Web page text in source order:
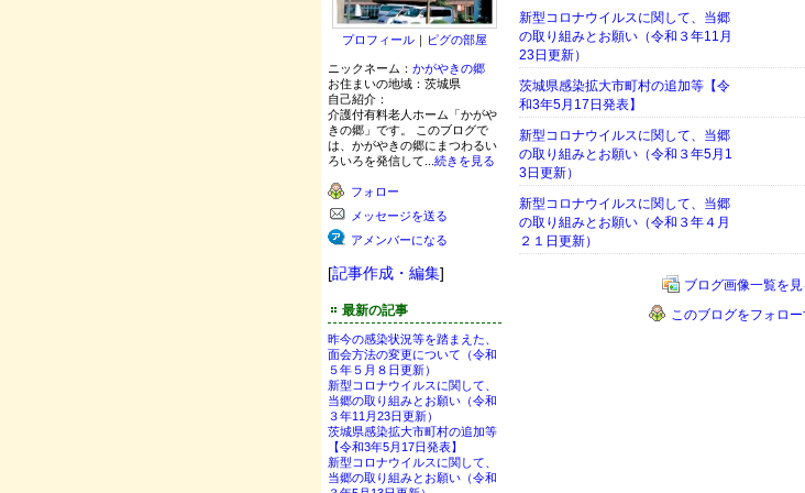
プロフィール ｜ ピグの部屋
ニックネーム： かがやきの郷
お住まいの地域： 茨城県
自己紹介：
介護付有料老人ホーム「かがや
きの郷」です。 このブログで
は、かがやきの郷にまつわるい
ろいろを発信して... 続きを見る
フォロー
メッセージを送る
アメンバーになる
[記事作成・編集]
最新の記事
昨今の感染状況等を踏まえた、
面会方法の変更について（令和
５年５月８日更新）
新型コロナウイルスに関して、
当郷の取り組みとお願い（令和
３年11月23日更新）
茨城県感染拡大市町村の追加等
【令和3年5月17日発表】
新型コロナウイルスに関して、
当郷の取り組みとお願い（令和
新型コロナウイルスに関して、当郷
の取り組みとお願い（令和３年11月
23日更新）
茨城県感染拡大市町村の追加等【令
和3年5月17日発表】
新型コロナウイルスに関して、当郷
の取り組みとお願い（令和３年5月1
3日更新）
新型コロナウイルスに関して、当郷
の取り組みとお願い（令和３年４月
２１日更新）
ブログ画像一覧を見
このブログをフォロー